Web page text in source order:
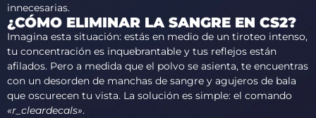
innecesarias.
¿CÓMO ELIMINAR LA SANGRE EN CS2?
Imagina esta situación: estás en medio de un tiroteo intenso,
tu concentración es inquebrantable y tus reflejos están
afilados. Pero a medida que el polvo se asienta, te encuentras
con un desorden de manchas de sangre y agujeros de bala
que oscurecen tu vista. La solución es simple: el comando
«r_cleardecals».